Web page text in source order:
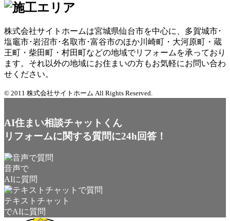
株式会社サイトホームは宮城県仙台市を中心に、多賀城市･
塩竈市･岩沼市･名取市･富谷市のほか川崎町・大河原町・蔵
王町・柴田町・村田町などの地域でリフォームを承っており
ます。それ以外の地域にお住まいの方もお気軽にお問い合わ
せください。
© 2011 株式会社サイトホーム All Rights Reserved.
AI住まい相談チャットくん
リフォームに関する質問に24h回答！
音声で
AIに質問
テキストチャット
でAIに質問